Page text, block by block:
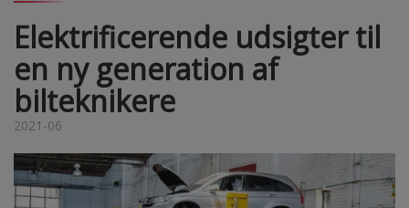
Elektrificerende udsigter til
en ny generation af
bilteknikere
2021-06